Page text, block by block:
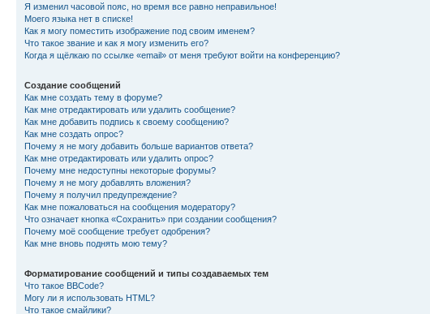
Я изменил часовой пояс, но время все равно неправильное!
Моего языка нет в списке!
Как я могу поместить изображение под своим именем?
Что такое звание и как я могу изменить его?
Когда я щёлкаю по ссылке «email» от меня требуют войти на конференцию?
Создание сообщений
Как мне создать тему в форуме?
Как мне отредактировать или удалить сообщение?
Как мне добавить подпись к своему сообщению?
Как мне создать опрос?
Почему я не могу добавить больше вариантов ответа?
Как мне отредактировать или удалить опрос?
Почему мне недоступны некоторые форумы?
Почему я не могу добавлять вложения?
Почему я получил предупреждение?
Как мне пожаловаться на сообщения модератору?
Что означает кнопка «Сохранить» при создании сообщения?
Почему моё сообщение требует одобрения?
Как мне вновь поднять мою тему?
Форматирование сообщений и типы создаваемых тем
Что такое BBCode?
Могу ли я использовать HTML?
Что такое смайлики?